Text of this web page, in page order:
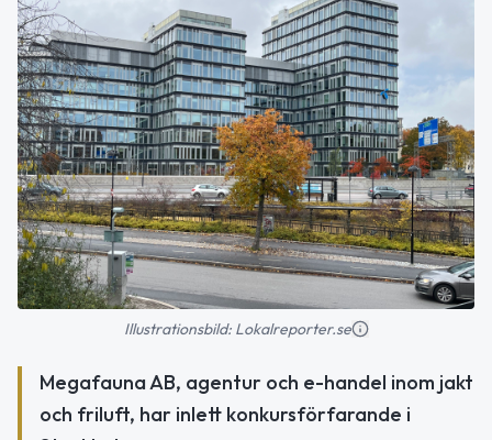
Illustrationsbild: Lokalreporter.se
Megafauna AB, agentur och e-handel inom jakt
och friluft, har inlett konkursförfarande i